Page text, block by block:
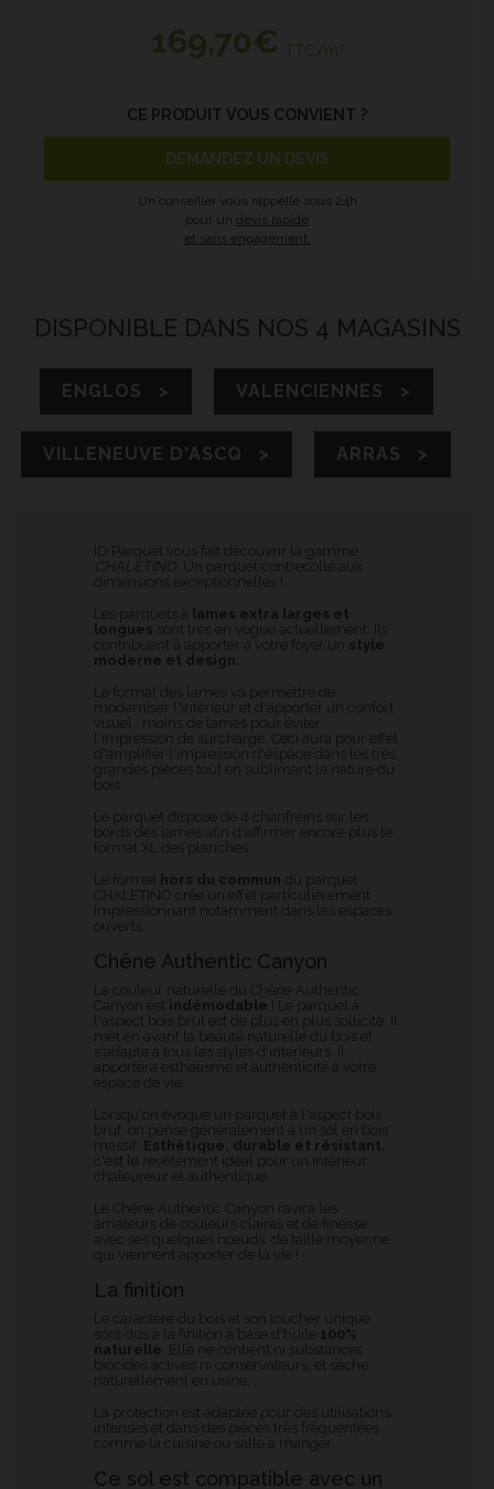
169,70€ TTC/m²
CE PRODUIT VOUS CONVIENT ?
DEMANDEZ UN DEVIS
Un conseiller vous rappelle sous 24h
pour un devis rapide
et sans engagement.
DISPONIBLE DANS NOS 4 MAGASINS
ENGLOS > VALENCIENNES >
VILLENEUVE D'ASCQ > ARRAS >
ID Parquet vous fait découvrir la gamme
CHALETINO
. Un parquet contrecollé aux
dimensions exceptionnelles !
Les parquets à
lames extra larges et
longues sont très en vogue actuellement. Ils
contribuent à apporter à votre foyer un style
moderne et design.
Le format des lames va permettre de
moderniser l'intérieur et d'apporter un confort
visuel : moins de lames pour éviter
l'impression de surcharge. Ceci aura pour effet
d'amplifier l'impression d'espace dans les très
grandes pièces tout en sublimant la nature du
Le parquet dispose de 4 chanfreins sur les
bords des lames afin d'affirmer encore plus le
format XL des planches.
Le format
hors du commun du parquet
CHALETINO crée un effet particulièrement
impressionnant notamment dans les espaces
ouverts.
Chêne Authentic Canyon
La couleur naturelle du Chêne Authentic
Canyon est indémodable ! Le parquet à
l'aspect bois brut est de plus en plus sollicité. Il
met en avant la beauté naturelle du bois et
s'adapte à tous les styles d'intérieurs. Il
apportera esthétisme et authenticité à votre
espace de vie.
Lorsqu'on évoque un parquet à l'aspect bois
brut, on pense généralement à un sol en bois
massif. Esthétique, durable et résistant
c'est le revêtement idéal pour un intérieur
chaleureux et authentique.
Le Chêne Authentic Canyon
ravira les
amateurs de couleurs claires et de finesse
avec ses quelques nœuds, de taille moyenne,
qui viennent apporter de la vie !
La finition
Le caractère du bois et son toucher unique
sont dus à la finition à base d'huile 100%
naturelle . Elle ne contient ni substances
biocides actives ni conservateurs, et sèche
naturellement en usine.
La protection est adaptée pour des utilisations
intenses et dans des pièces très fréquentées
comme la cuisine ou salle à manger.
Ce sol est compatible avec un